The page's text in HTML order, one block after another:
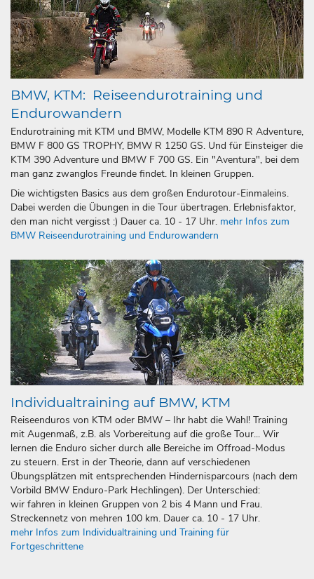
BMW, KTM: Reiseendurotraining und
Endurowandern
Endurotraining mit KTM und BMW, Modelle KTM 890 R Adventure,
BMW F 800 GS TROPHY, BMW R 1250 GS. Und für Einsteiger die
KTM 390 Adventure und BMW F 700 GS. Ein "Aventura", bei dem
man ganz zwanglos Freunde findet. In kleinen Gruppen.
Die wichtigsten Basics aus dem großen Endurotour-Einmaleins.
Dabei werden die Übungen in die Tour übertragen. Erlebnis­­faktor,
den man nicht vergisst :) Dauer ca. 10 - 17 Uhr. mehr Infos zum
BMW Reiseendurotraining und Endurowandern
Individualtraining auf BMW, KTM
Reiseenduros von KTM oder BMW – Ihr habt die Wahl! Training
mit Augenmaß, z.B. als Vorbereitung auf die große Tour... Wir
lernen die Enduro sicher durch alle Bereiche im Offroad-Modus
zu steuern. Erst in der Theorie, dann auf verschiedenen
Übungsplätzen mit entsprechenden Hindernisparcours (nach dem
Vorbild BMW Enduro-Park Hechlingen). Der Unterschied:
wir fahren in kleinen Gruppen von 2 bis 4 Mann und Frau.
Streckennetz von mehren 100 km. Dauer ca. 10 - 17 Uhr.
mehr Infos zum Individualtraining und Training für
Fortgeschrittene